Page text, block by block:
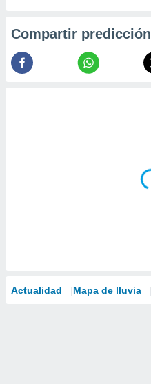
Compartir predicción
Actualidad Mapa de lluvia